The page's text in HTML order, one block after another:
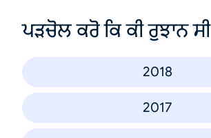
ਪੜਚੋਲ ਕਰੋ ਕਿ ਕੀ ਰੁਝਾਨ ਸੀ
2018
2017